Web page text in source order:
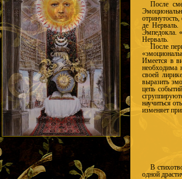
После
де Нерваль.
Эмпедокла.
Нерваль.
После
Имеется в
необходима
своей
выразить
цепь
научиться
изменяет
В
одной